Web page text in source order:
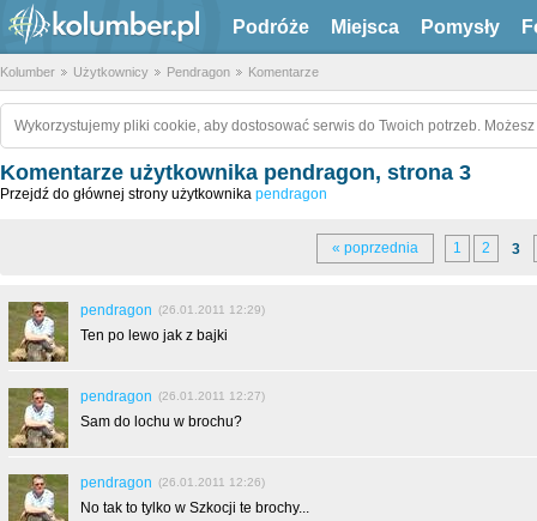
Podróże Miejsca Pomysły
Kolumber Użytkownicy Pendragon Komentarze
Wykorzystujemy pliki cookie, aby dostosować serwis do Twoich potrzeb.
Komentarze użytkownika pendragon, strona 3
Przejdź do głównej strony użytkownika pendragon
« poprzednia 1 2 3
pendragon (26.01.2011 12:29)
Ten po lewo jak z bajki
pendragon (26.01.2011 12:27)
Sam do lochu w brochu?
pendragon (26.01.2011 12:26)
No tak to tylko w Szkocji te brochy...